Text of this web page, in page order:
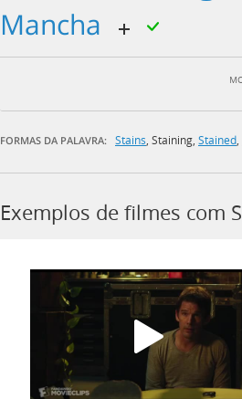
mancha
FORMAS DA PALAVRA: Stains Staining Stained
Exemplos de filmes com